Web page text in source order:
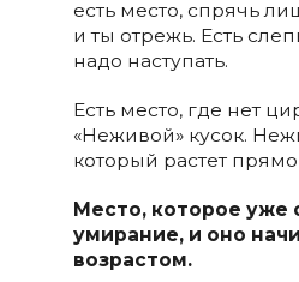
есть место, спрячь
и ты отрежь. Есть
надо наступать.
Есть место, где нет
«Неживой» кусок.
который растет
Место, которое уже
умирание, и оно
возрастом.